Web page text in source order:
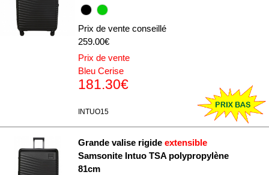
Prix de vente conseillé
259.00€
Prix de vente
Bleu Cerise
181.30€
INTUO15
Grande valise rigide extensible
Samsonite Intuo TSA polypropylène
81cm